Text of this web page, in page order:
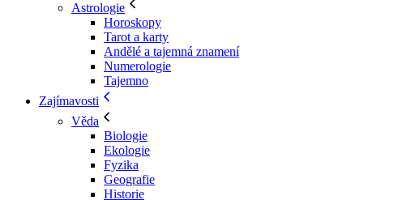
Astrologie
Horoskopy
Tarot a karty
Andělé a tajemná znamení
Numerologie
Tajemno
Zajímavosti
Věda
Biologie
Ekologie
Fyzika
Geografie
Historie